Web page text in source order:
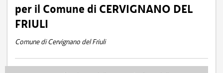
per il Comune di CERVIGNANO DEL
FRIULI
Comune di Cervignano del Friuli